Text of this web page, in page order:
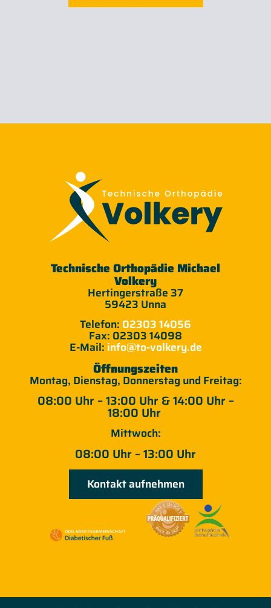
Technische Orthopädie Michael
Volkery
Hertingerstraße 37
59423 Unna
Telefon: 02303 14056
Fax: 02303 14098
E-Mail: info@to-volkery.de
Öffnungszeiten
Montag, Dienstag, Donnerstag und Freitag:
08:00 Uhr – 13:00 Uhr &14:00 Uhr –
18:00 Uhr
Mittwoch:
08:00 Uhr – 13:00 Uhr
Kontakt aufnehmen